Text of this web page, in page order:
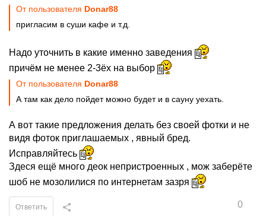
От пользователя Donar88
пригласим в суши кафе и т.д.
Надо уточнить в какие именно заведения
причём не менее 2-3ёх на выбор
От пользователя Donar88
А там как дело пойдет можно будет и в сауну уехать.
А вот такие предложения делать без своей фотки и не
видя фоток приглашаемых , явный бред.
Исправляйтесь
Здеся ещё много деок непристроенных , мож заберёте
шоб не мозолилися по интернетам зазря
0
Ответить